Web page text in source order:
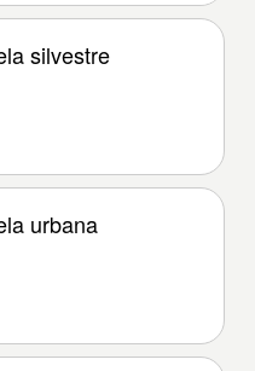
silvestre
urbana